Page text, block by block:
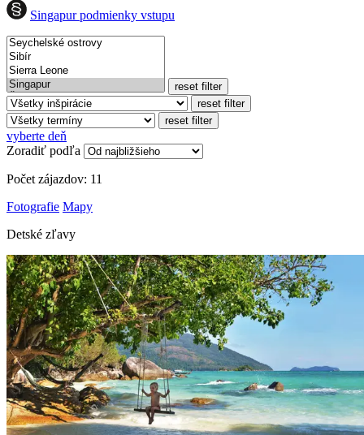
Singapur podmienky vstupu
reset filter
reset filter
reset filter
vyberte deň
Zoradiť podľa
Počet zájazdov: 11
Fotografie Mapy
Detské zľavy